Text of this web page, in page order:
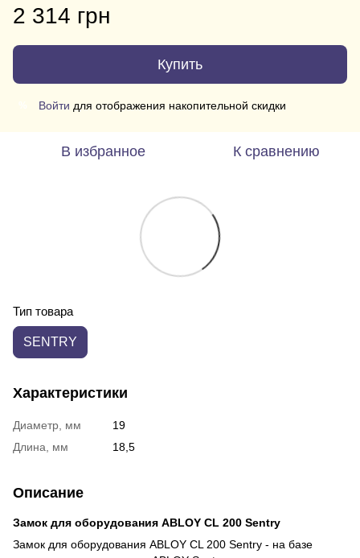
2 314 грн
Купить
Войти для отображения накопительной скидки
В избранное К сравнению
Тип товара
SENTRY
Характеристики
Диаметр, мм
19
Длина, мм
18,5
Описание
Замок для оборудования ABLOY CL 200 Sentry
Замок для оборудования ABLOY CL 200 Sentry - на базе